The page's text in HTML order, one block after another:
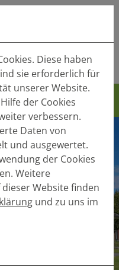
- 220
holzbau.de
Diese haben
sie erforderlich für
unserer Website.
der Cookies
verbessern.
Daten von
und ausgewertet.
der Cookies
Weitere
Website finden
und zu uns im